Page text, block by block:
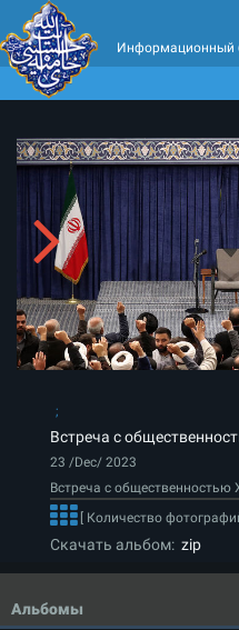
Информационный
Встреча с
23 /Dec/ 2023
Встреча с общественностью
[ Количество фотографий
Скачать альбом: zip
Альбомы